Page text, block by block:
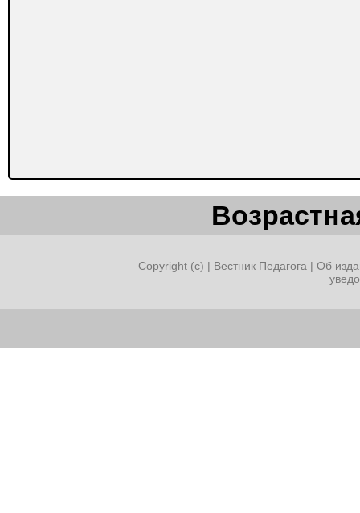
Copyright (c) | Вестник Педагога | Об